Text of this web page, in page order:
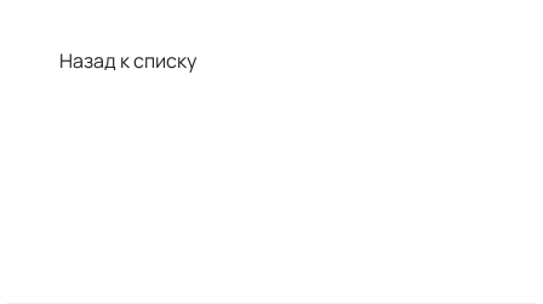
Назад к списку